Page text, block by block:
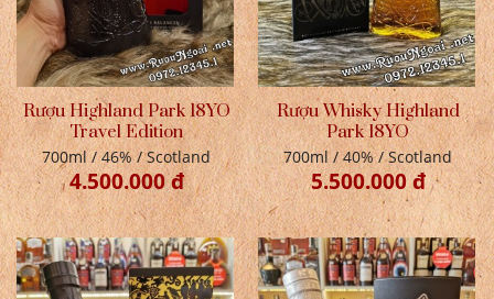
Rượu Highland Park 18YO
Travel Edition
700ml / 46% / Scotland
4.500.000 đ
Rượu Whisky Highland
Park 18YO
700ml / 40% / Scotland
5.500.000 đ